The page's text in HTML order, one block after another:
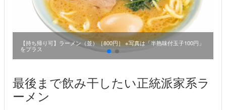
【持ち帰り可】ラーメン（並）［800円］ ※写真は「半熟味付玉子100円」
をプラス
最後まで飲み干したい正統派家系ラ
ーメン